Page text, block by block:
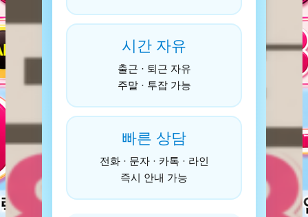
시간 자유
출근 · 퇴근 자유
주말 · 투잡 가능
빠른 상담
전화 · 문자 · 카톡 · 라인
즉시 안내 가능